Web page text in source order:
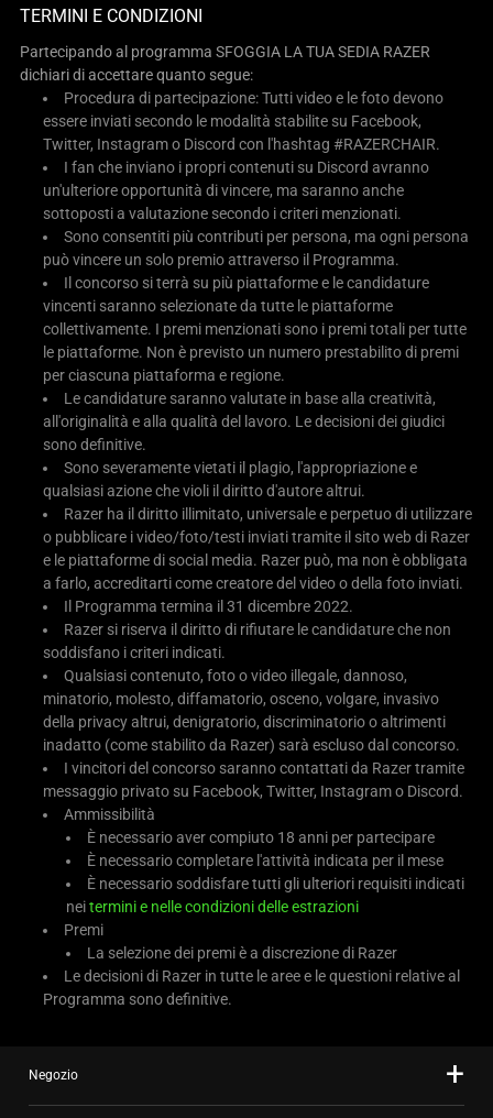
TERMINI E CONDIZIONI
Partecipando al programma SFOGGIA LA TUA SEDIA RAZER
dichiari di accettare quanto segue:
Procedura di partecipazione: Tutti video e le foto devono
essere inviati secondo le modalità stabilite su Facebook,
Twitter, Instagram o Discord con l'hashtag #RAZERCHAIR.
I fan che inviano i propri contenuti su Discord avranno
un'ulteriore opportunità di vincere, ma saranno anche
sottoposti a valutazione secondo i criteri menzionati.
Sono consentiti più contributi per persona, ma ogni persona
può vincere un solo premio attraverso il Programma.
Il concorso si terrà su più piattaforme e le candidature
vincenti saranno selezionate da tutte le piattaforme
collettivamente. I premi menzionati sono i premi totali per tutte
le piattaforme. Non è previsto un numero prestabilito di premi
per ciascuna piattaforma e regione.
Le candidature saranno valutate in base alla creatività,
all'originalità e alla qualità del lavoro. Le decisioni dei giudici
sono definitive.
Sono severamente vietati il plagio, l'appropriazione e
qualsiasi azione che violi il diritto d'autore altrui.
Razer ha il diritto illimitato, universale e perpetuo di utilizzare
o pubblicare i video/foto/testi inviati tramite il sito web di Razer
e le piattaforme di social media. Razer può, ma non è obbligata
a farlo, accreditarti come creatore del video o della foto inviati.
Il Programma termina il 31 dicembre 2022.
Razer si riserva il diritto di rifiutare le candidature che non
soddisfano i criteri indicati.
Qualsiasi contenuto, foto o video illegale, dannoso,
minatorio, molesto, diffamatorio, osceno, volgare, invasivo
della privacy altrui, denigratorio, discriminatorio o altrimenti
inadatto (come stabilito da Razer) sarà escluso dal concorso.
I vincitori del concorso saranno contattati da Razer tramite
messaggio privato su Facebook, Twitter, Instagram o Discord.
Ammissibilità
È necessario aver compiuto 18 anni per partecipare
È necessario completare l'attività indicata per il mese
È necessario soddisfare tutti gli ulteriori requisiti indicati
neitermini e nelle condizioni delle estrazioni
Premi
La selezione dei premi è a discrezione di Razer
Le decisioni di Razer in tutte le aree e le questioni relative al
Programma sono definitive.
Negozio